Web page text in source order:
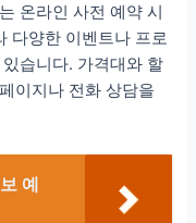
온라인 사전 예약 시
다양한 이벤트나 프로
습니다. 가격대와 할
이지나 전화 상담을
예